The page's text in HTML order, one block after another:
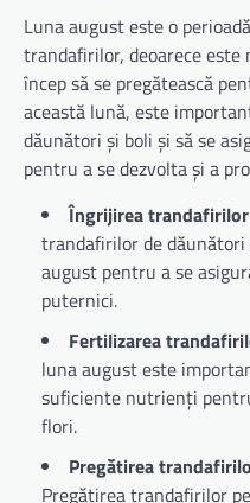
Luna august este o
trandafirilor, deoarece
încep să se pregătească
această lună, este
dăunători și boli și să se
pentru a se dezvolta și a
Îngrijirea
trandafirilor de
august pentru a se
puternici.
Fertilizarea
luna august este
suficiente nutrienți
flori.
Pregătirea
Pregătirea trandafirilor